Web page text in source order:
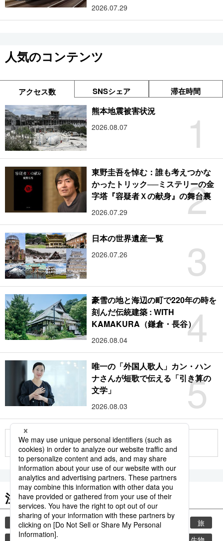
2026.07.29
人気のコンテンツ
アクセス数 SNSシェア 滞在時間
1
熊本地震被害状況
2026.08.07
2
東野圭吾を悼む：誰も考えつかな
かったトリック──ミステリーの金
字塔『容疑者Ｘの献身』の舞台裏
2026.07.29
3
日本の世界遺産一覧
2026.07.26
4
豪雪の地と海辺の町で220年の時を
刻んだ伝統建築 : WITH
KAMAKURA（鎌倉・長谷）
2026.08.04
5
唯一の「外国人歌人」カン・ハン
ナさんが短歌で伝える「引き算の
文学」
2026.08.03
もっと見る
注目のキーワード
共同通信ニュース 時事通信ニュース 観光
旅